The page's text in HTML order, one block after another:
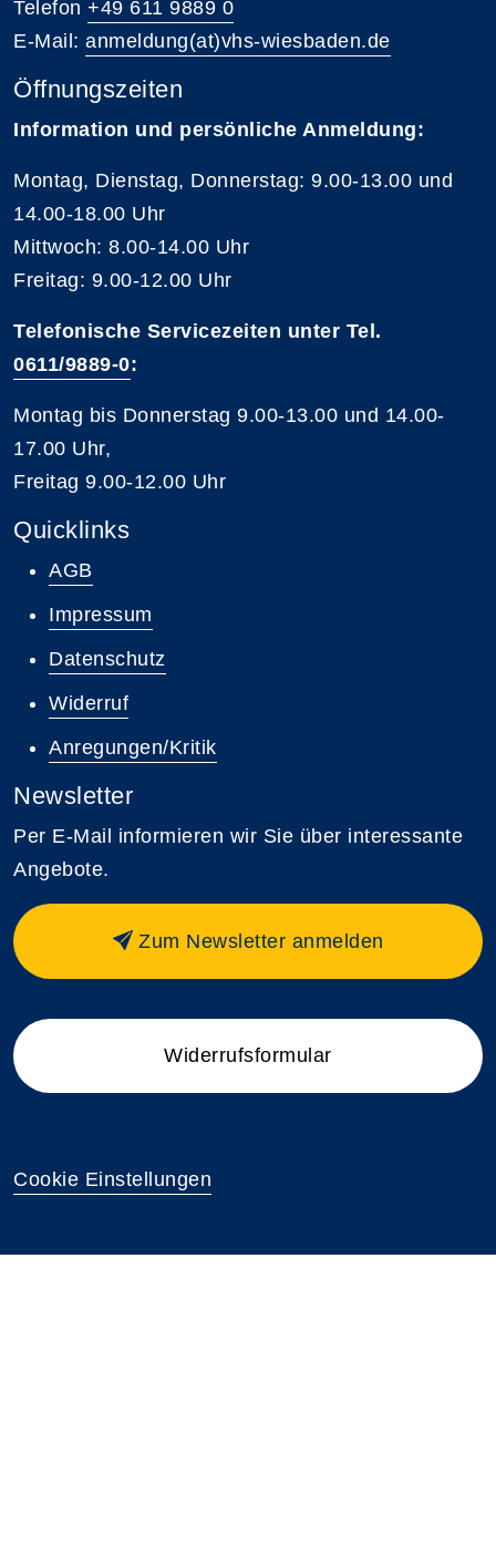
Telefon +49 611 9889 0
E-Mail: anmeldung(at)vhs-wiesbaden.de
Öffnungszeiten
Information und persönliche Anmeldung:
Montag, Dienstag, Donnerstag: 9.00-13.00 und
14.00-18.00 Uhr
Mittwoch: 8.00-14.00 Uhr
Freitag: 9.00-12.00 Uhr
Telefonische Servicezeiten unter Tel.
0611/9889-0:
Montag bis Donnerstag 9.00-13.00 und 14.00-
17.00 Uhr,
Freitag 9.00-12.00 Uhr
Quicklinks
AGB
Impressum
Datenschutz
Widerruf
Anregungen/Kritik
Newsletter
Per E-Mail informieren wir Sie über interessante
Angebote.
Zum Newsletter anmelden
Widerrufsformular
Cookie Einstellungen